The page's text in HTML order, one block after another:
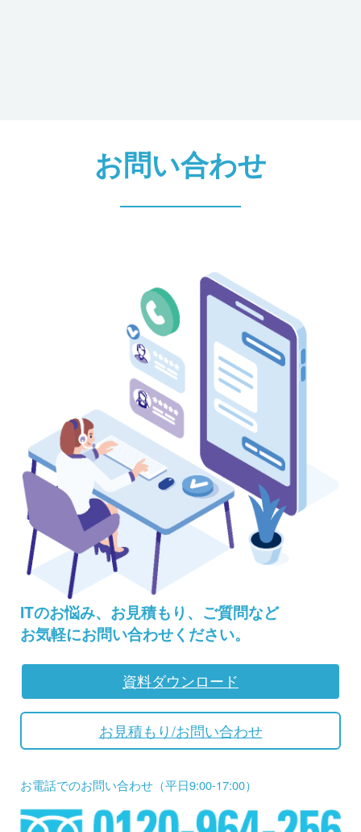
4. 個人情報の第三者提供について
取得した個人情報は法令等による場合を除いて第三者に提供する
個人情報の取扱いの委託について
取得した個人情報の取扱いの全部又は、一部を委託することがあ
ります。
その場合には、当社において最善の考慮を行います。
6.個人情報を与えなかった場合に生じる
結果
個人情報を与えることは任意です。個人情報に関する情報の一部
をご提供いただけない場合は、お問い合わせ内容に回答できない
7. 保有個人データの開示等および問い合
ご本人からの求めにより、当社が保有する保有個人データに関す
お問い合わせ
ITのお悩み、お見積もり、ご質問など
お気軽にお問い合わせください。
資料ダウンロード
お見積もり/お問い合わせ
お電話でのお問い合わせ（平日9:00-17:00）